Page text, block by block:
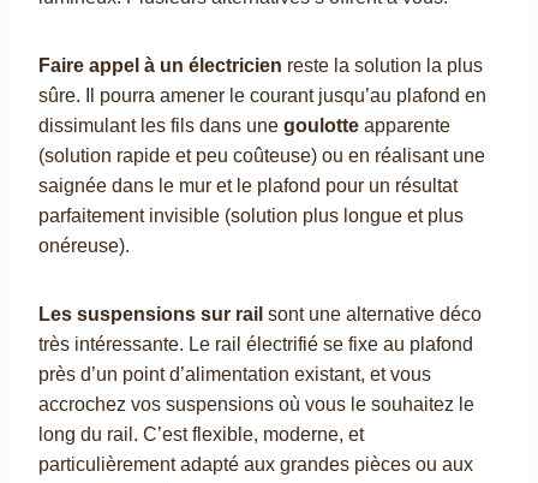
Faire appel à un électricien reste la solution la plus
sûre. Il pourra amener le courant jusqu’au plafond en
dissimulant les fils dans une goulotte apparente
(solution rapide et peu coûteuse) ou en réalisant une
saignée dans le mur et le plafond pour un résultat
parfaitement invisible (solution plus longue et plus
onéreuse).
Les suspensions sur rail sont une alternative déco
très intéressante. Le rail électrifié se fixe au plafond
près d’un point d’alimentation existant, et vous
accrochez vos suspensions où vous le souhaitez le
long du rail. C’est flexible, moderne, et
particulièrement adapté aux grandes pièces ou aux